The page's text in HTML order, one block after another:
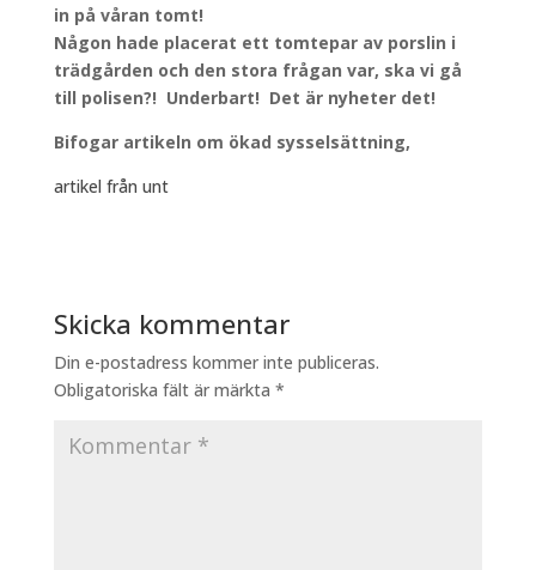
in på våran tomt!
Någon hade placerat ett tomtepar av porslin i
trädgården och den stora frågan var, ska vi gå
till polisen?! Underbart! Det är nyheter det!
Bifogar artikeln om ökad sysselsättning,
artikel från unt
Skicka kommentar
Din e-postadress kommer inte publiceras.
Obligatoriska fält är märkta *